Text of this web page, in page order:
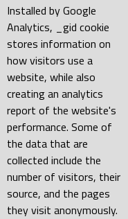
Installed by Google
Analytics, _gid cookie
stores information on
how visitors use a
website, while also
creating an analytics
report of the website's
performance. Some of
the data that are
collected include the
number of visitors, their
source, and the pages
they visit anonymously.